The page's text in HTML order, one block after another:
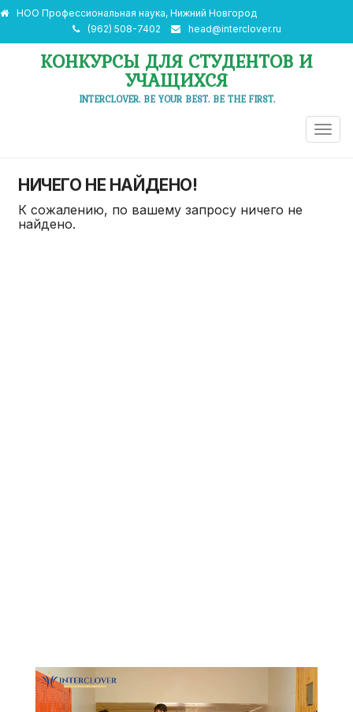
НОО Профессиональная наука, Нижний Новгород
(962) 508-7402
head@interclover.ru
КОНКУРСЫ ДЛЯ СТУДЕНТОВ И
УЧАЩИХСЯ
INTERCLOVER. BE YOUR BEST. BE THE FIRST.
НИЧЕГО НЕ НАЙДЕНО!
К сожалению, по вашему запросу ничего не
найдено.
Видеоплеер